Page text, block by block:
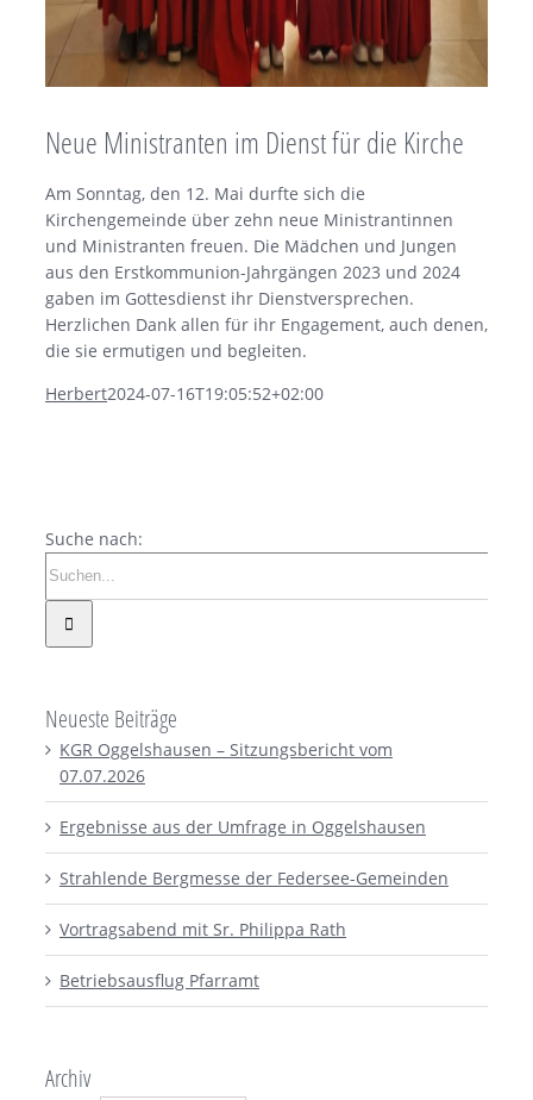
Neue Ministranten im Dienst für die Kirche
Am Sonntag, den 12. Mai durfte sich die
Kirchengemeinde über zehn neue Ministrantinnen
und Ministranten freuen. Die Mädchen und Jungen
aus den Erstkommunion-Jahrgängen 2023 und 2024
gaben im Gottesdienst ihr Dienstversprechen.
Herzlichen Dank allen für ihr Engagement, auch denen,
die sie ermutigen und begleiten.
Herbert2024-07-16T19:05:52+02:00
Suche nach:
Neueste Beiträge
KGR Oggelshausen – Sitzungsbericht vom
07.07.2026
Ergebnisse aus der Umfrage in Oggelshausen
Strahlende Bergmesse der Federsee-Gemeinden
Vortragsabend mit Sr. Philippa Rath
Betriebsausflug Pfarramt
Archiv